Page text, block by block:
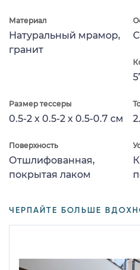
Материал
Натуральный мрамор,
гранит
Размер тессеры
0.5-2 x 0.5-2 x 0.5-0.7 см
Поверхность
Отшлифованная,
покрытая лаком
ЧЕРПАЙТЕ БОЛЬШЕ